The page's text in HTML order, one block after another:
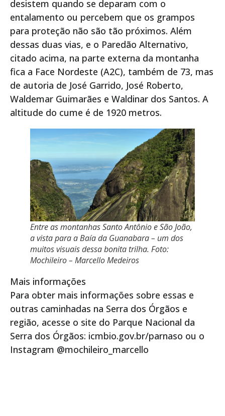
desistem quando se deparam com o
entalamento ou percebem que os grampos
para proteção não são tão próximos. Além
dessas duas vias, e o Paredão Alternativo,
citado acima, na parte externa da montanha
fica a Face Nordeste (A2C), também de 73, mas
de autoria de José Garrido, José Roberto,
Waldemar Guimarães e Waldinar dos Santos. A
altitude do cume é de 1920 metros.
Entre as montanhas Santo Antônio e São João,
a vista para a Baía da Guanabara – um dos
muitos visuais dessa bonita trilha. Foto:
Mochileiro – Marcello Medeiros
Mais informações
Para obter mais informações sobre essas e
outras caminhadas na Serra dos Órgãos e
região, acesse o site do Parque Nacional da
Serra dos Órgãos: icmbio.gov.br/parnaso ou o
Instagram @mochileiro_marcello